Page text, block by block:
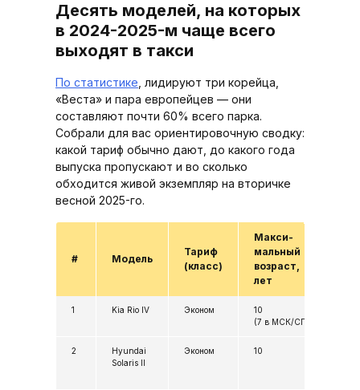
Десять моделей, на которых
в 2024-2025-м чаще всего
выходят в такси
По статистике , лидируют три корейца,
«Веста» и пара европейцев — они
составляют почти 60% всего парка.
Собрали для вас ориентировочную сводку:
какой тариф обычно дают, до какого года
выпуска пропускают и во сколько
обходится живой экземпляр на вторичке
весной 2025-го.
# Модель
Тариф
(класс)
Макси­
маль­ный
возраст,
лет
1 Kia Rio IV Эконом
10
(7 в МСК/СПб)
2
Hyundai
Solaris II
Эконом 10